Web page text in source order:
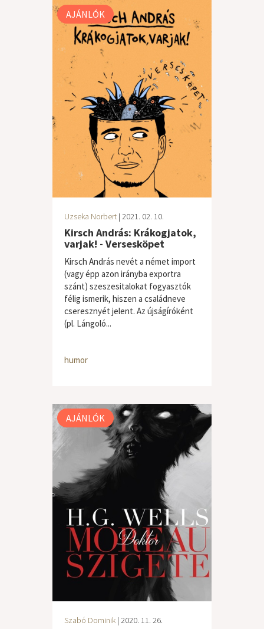
AJÁNLÓK
Uzseka Norbert | 2021. 02. 10.
Kirsch András: Krákogjatok,
varjak! - Versesköpet
Kirsch András nevét a német import
(vagy épp azon irányba exportra
szánt) szeszesitalokat fogyasztók
félig ismerik, hiszen a családneve
cseresznyét jelent. Az újságíróként
(pl. Lángoló...
humor
AJÁNLÓK
Szabó Dominik | 2020. 11. 26.